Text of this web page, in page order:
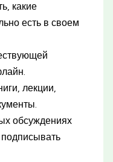
какие
есть в своем
лекции,
обсуждениях